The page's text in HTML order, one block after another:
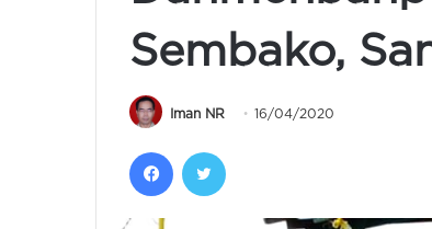
Sembako,
Iman NR 16/04/2020
Facebook